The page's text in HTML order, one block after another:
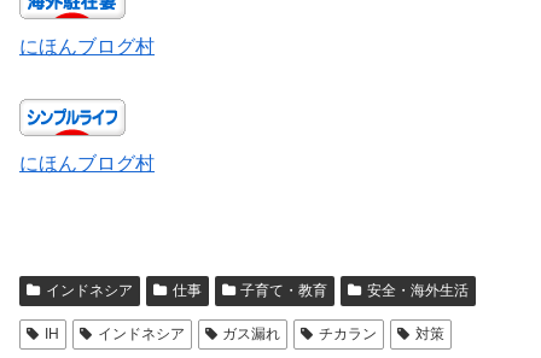
にほんブログ村
にほんブログ村
インドネシア 仕事 子育て・教育 安全・海外生活
IH インドネシア ガス漏れ チカラン 対策